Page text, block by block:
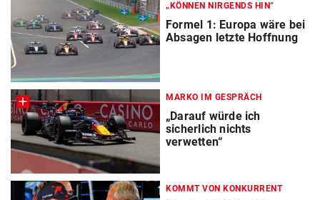
„KÖNNEN NIRGENDS HIN“
Formel 1: Europa wäre bei
Absagen letzte Hoffnung
MARKO IM GESPRÄCH
„Darauf würde ich
sicherlich nichts
verwetten“
KOMMT VON KONKURRENT